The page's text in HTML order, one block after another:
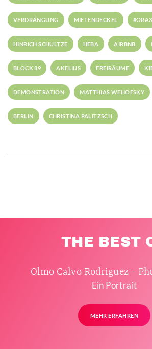
VERDRÄNGUNG MIETENDECKEL
HINRICH SCHULTZE HEBA AIRBNB
BLOCK 89 AKELIUS FREIRÄUME
DEMONSTRATION MATTHIAS WEHOFSKY
BERLIN CHRISTINA PALITZSCH
THE BEST
Olmo Calvo Rodriguez -
Ein Portrait
MEHR ERFAHREN